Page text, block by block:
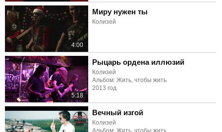
4:00
Миру нужен ты
Колизей
5:18
Рыцарь ордена иллюзий
Колизей
Альбом: Жить, чтобы жить
2013 год
Вечный изгой
Колизей
Альбом: Жить, чтобы жить